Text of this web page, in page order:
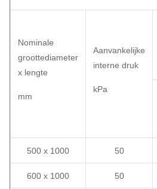
Nominale
groottediameter
x lengte
mm
Aanvankelijke
interne druk
kPa
500 x 1000 50
600 x 1000 50